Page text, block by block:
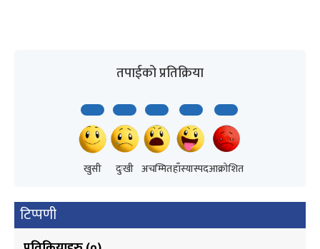
तपाईको प्रतिक्रिया
खुसी दुःखी अचम्मितहाँस्यास्पदआक्रोशित
टिप्पणी